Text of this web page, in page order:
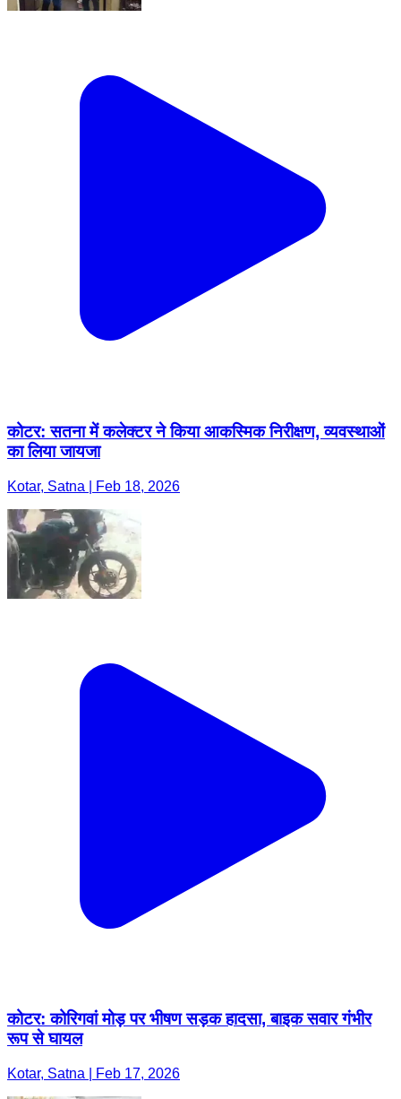
कोटर: सतना में कलेक्टर ने किया आकस्मिक निरीक्षण, व्यवस्थाओं
का लिया जायजा
Kotar, Satna | Feb 18, 2026
कोटर: कोरिगवां मोड़ पर भीषण सड़क हादसा, बाइक सवार गंभीर
रूप से घायल
Kotar, Satna | Feb 17, 2026